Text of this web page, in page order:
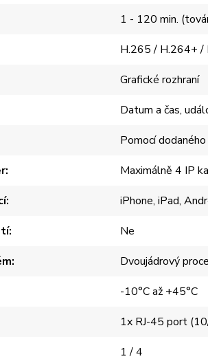
1 - 120 min.
H.265 / H.264+ /
Grafické rozhraní
Datum a čas,
Pomocí
Maximálně 4 IP
iPhone, iPad,
Ne
Dvoujádrový
-10°C až +45°C
1x RJ-45 port
1 / 4